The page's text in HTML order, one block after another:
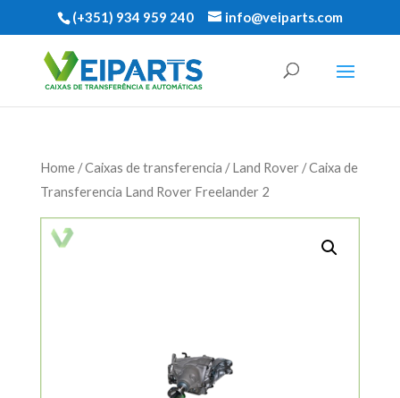
(+351) 934 959 240 info@veiparts.com
Home/Caixas de transferencia /Land Rover/ Caixa de
Transferencia Land Rover Freelander 2